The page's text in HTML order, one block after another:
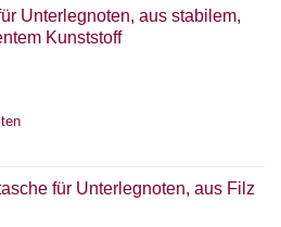
Unterlegnoten, aus stabilem,
Kunststoff
für Unterlegnoten, aus Filz